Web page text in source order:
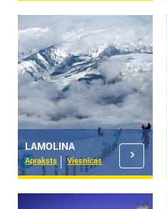
LAMOLINA
Apraksts Viesnīcas